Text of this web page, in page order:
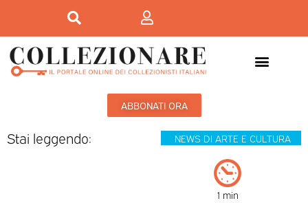
ABBONATI ORA
Stai leggendo: NEWS DI ARTE E CULTURA
1 min